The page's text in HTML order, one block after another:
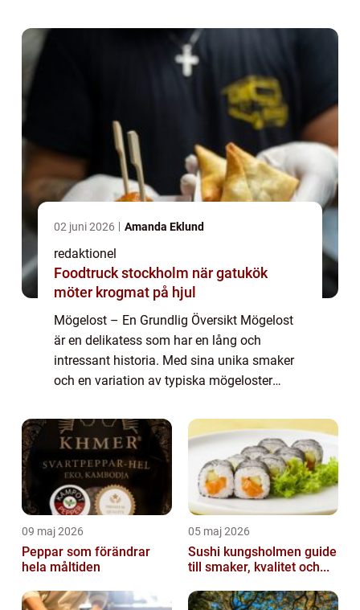
02 juni 2026 Amanda Eklund
redaktionel
Foodtruck stockholm när gatukök
möter krogmat på hjul
Mögelost – En Grundlig Översikt Mögelost
är en delikatess som har en lång och
intressant historia. Med sina unika smaker
och en variation av typiska mögeloster
en ostkategori som har lockat till sig
många...
09 maj 2026
Peppar som förändrar
hela måltiden
05 maj 2026
Sushi kungsholmen guide
till smaker, kvalitet och...